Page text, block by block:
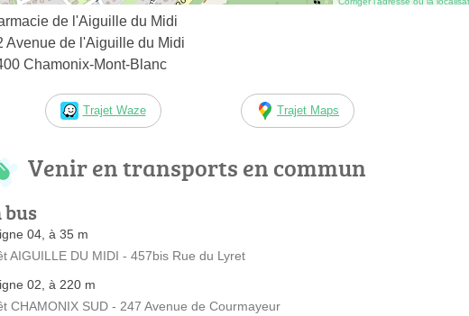
de l'Aiguille du Midi
Avenue de l'Aiguille du Midi
Chamonix-Mont-Blanc
Trajet Waze Trajet Maps
Venir en transports en commun
bus
04, à 35 m
AIGUILLE DU MIDI - 457bis Rue du Lyret
02, à 220 m
CHAMONIX SUD - 247 Avenue de Courmayeur